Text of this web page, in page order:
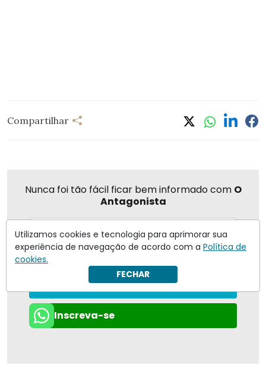
Compartilhar
Nunca foi tão fácil ficar bem informado com O
Antagonista
Eu concordo em receber notificações | Para obter mais
informações reveja nossa
Enviar
Inscreva-se
Utilizamos cookies e tecnologia para aprimorar sua
experiência de navegação de acordo com a Política de
cookies.
FECHAR